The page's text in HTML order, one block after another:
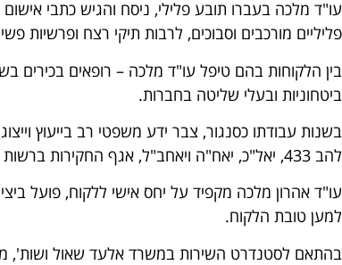
עו"ד מלכה בעברו תובע פלילי, ניסח והגיש כתבי
פליליים מורכבים וסבוכים, לרבות תיקי רצח ופרשיות
בין הלקוחות בהם טיפל עו"ד מלכה – רופאים בכירים
ביטחוניות ובעלי שליטה בחברות.
בשנות עבודתו כסנגור, צבר ידע משפטי רב בייעוץ
להב 433, יאל"כ, יאח"ה ויאחב"ל, אגף החקירות ברשות המיסים (מס הכנסה ומע"מ) וגופי חקירה נוספים.
עו"ד אהרון מלכה מקפיד על יחס אישי ללקוח, פועל
למען טובת הלקוח.
בהתאם לסטנדרט השירות במשרד אלעד שאול ושות',